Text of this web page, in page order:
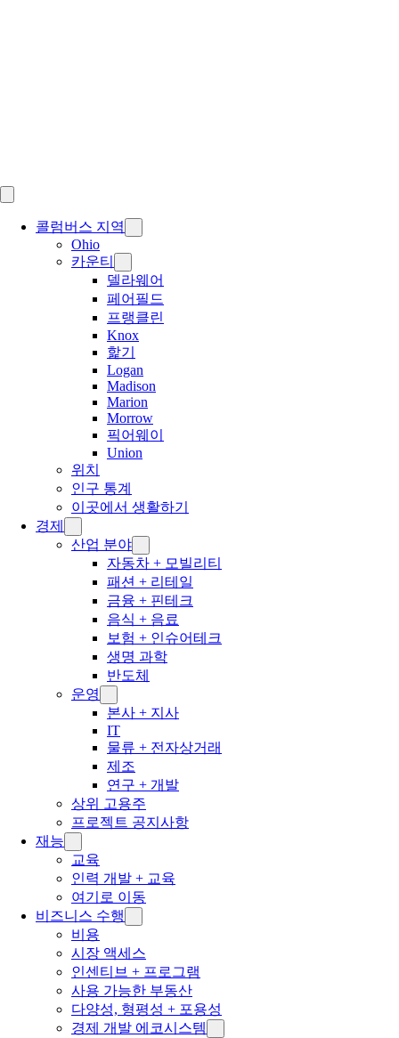
콜럼버스 지역
Ohio
카운티
델라웨어
페어필드
프랭클린
Knox
핥기
Logan
Madison
Marion
Morrow
픽어웨이
Union
위치
인구 통계
이곳에서 생활하기
경제
산업 분야
자동차 + 모빌리티
패션 + 리테일
금융 + 핀테크
음식 + 음료
보험 + 인슈어테크
생명 과학
반도체
운영
본사 + 지사
IT
물류 + 전자상거래
제조
연구 + 개발
상위 고용주
프로젝트 공지사항
재능
교육
인력 개발 + 교육
여기로 이동
비즈니스 수행
비용
시장 액세스
인센티브 + 프로그램
사용 가능한 부동산
다양성, 형평성 + 포용성
경제 개발 에코시스템